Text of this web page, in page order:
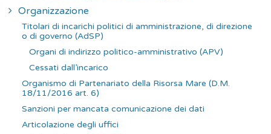
Organizzazione
Titolari di incarichi politici di amministrazione, di direzione
o di governo (AdSP)
Organi di indirizzo politico-amministrativo (APV)
Cessati dall’incarico
Organismo di Partenariato della Risorsa Mare (D.M.
18/11/2016 art. 6)
Sanzioni per mancata comunicazione dei dati
Articolazione degli uffici